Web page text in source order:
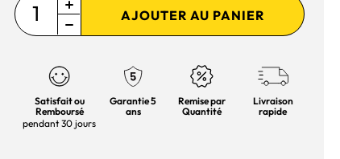
AJOUTER AU PANIER
Satisfait ou
Remboursé
pendant 30 jours
Garantie 5
ans
Remise par
Quantité
Livraison
rapide